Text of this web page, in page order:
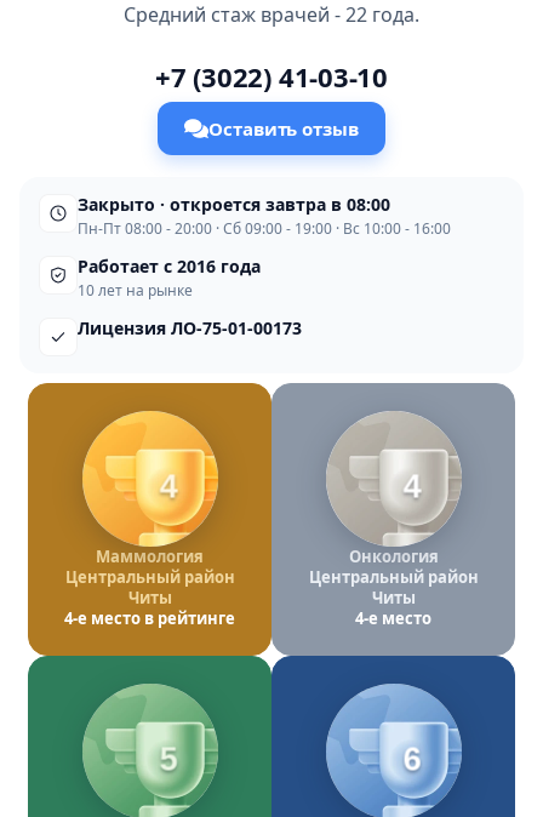
Средний стаж врачей - 22 года.
+7 (3022) 41-03-10
Оставить отзыв
Закрыто · откроется завтра в 08:00
Пн-Пт 08:00 - 20:00 · Сб 09:00 - 19:00 · Вс 10:00 - 16:00
Работает с 2016 года
10 лет на рынке
Лицензия ЛО-75-01-00173
4
Маммология
Центральный район
Читы
4-е место в рейтинге
4
Онкология
Центральный район
Читы
4-е место
5 6